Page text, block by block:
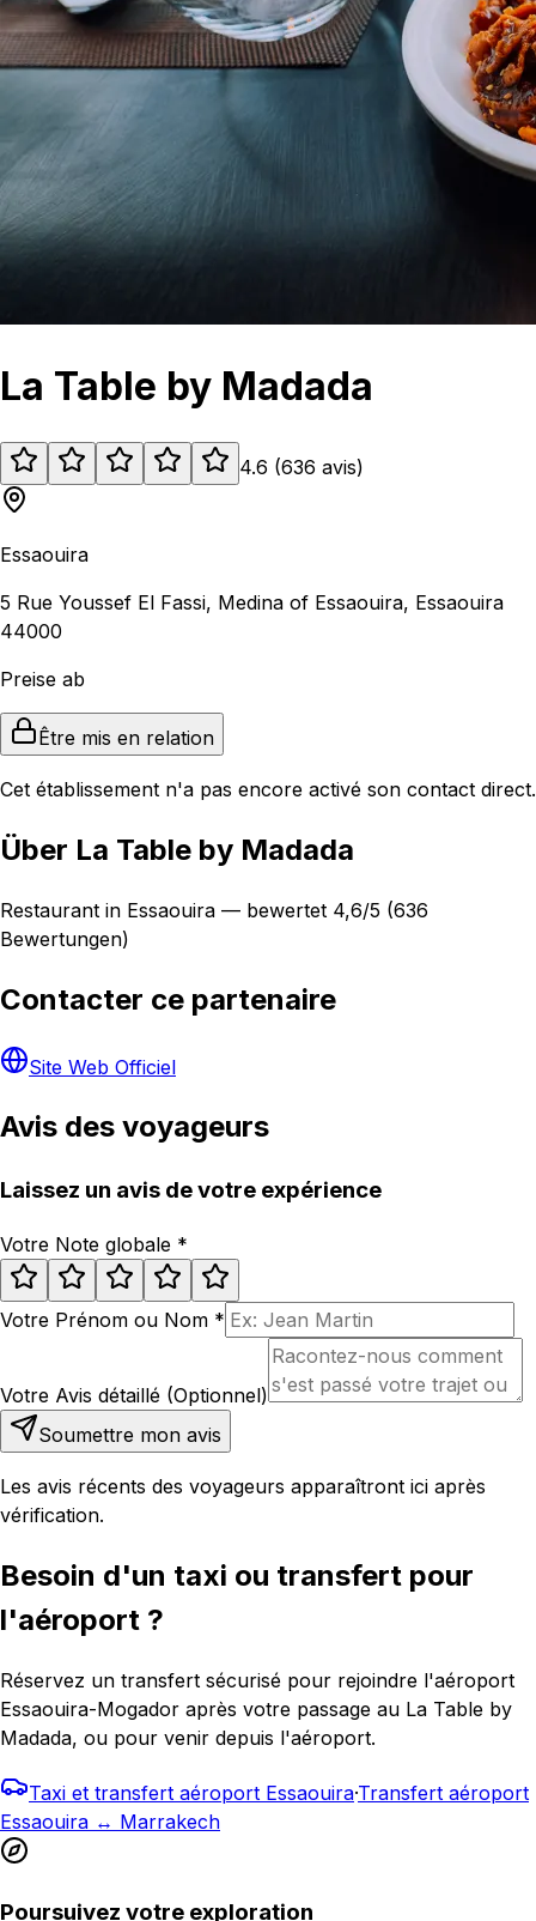
La Table by Madada
4.6 (636 avis)
Essaouira
5 Rue Youssef El Fassi, Medina of Essaouira, Essaouira
44000
Preise ab
Être mis en relation
Cet établissement n'a pas encore activé son contact direct.
Über La Table by Madada
Restaurant in Essaouira — bewertet 4,6/5 (636
Bewertungen)
Contacter ce partenaire
Site Web Officiel
Avis des voyageurs
Laissez un avis de votre expérience
Votre Note globale *
Votre Prénom ou Nom *
Votre Avis détaillé (Optionnel)
Soumettre mon avis
Les avis récents des voyageurs apparaîtront ici après
vérification.
Besoin d'un taxi ou transfert pour
l'aéroport ?
Réservez un transfert sécurisé pour rejoindre l'aéroport
Essaouira-Mogador après votre passage au La Table by
Madada, ou pour venir depuis l'aéroport.
Taxi et transfert aéroport Essaouira·Transfert aéroport
Essaouira ↔ Marrakech
Poursuivez votre exploration